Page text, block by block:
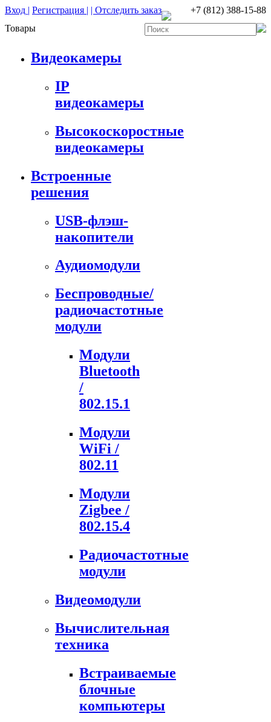
Вход | Регистрация | | Отследить заказ
+7 (812) 388-15-88
Товары
Видеокамеры
IP
видеокамеры
Высокоскоростные
видеокамеры
Встроенные
решения
USB-флэш-
накопители
Аудиомодули
Беспроводные/
радиочастотные
модули
Модули
Bluetooth
/
802.15.1
Модули
WiFi /
802.11
Модули
Zigbee /
802.15.4
Радиочастотные
модули
Видеомодули
Вычислительная
техника
Встраиваемые
блочные
компьютеры